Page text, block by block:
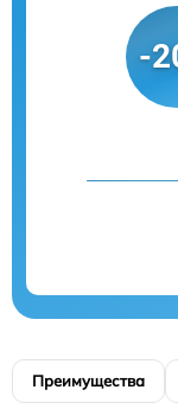
-
Преимущества